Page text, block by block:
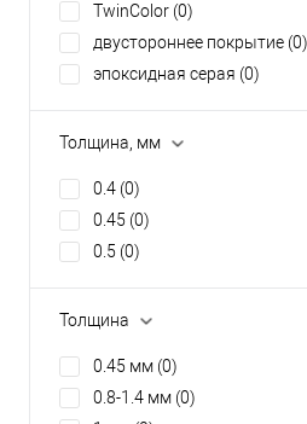
TwinColor (0)
двустороннее покрытие (0)
эпоксидная серая (0)
Толщина, мм
0.4 (0)
0.45 (0)
0.5 (0)
Толщина
0.45 мм (0)
0.8-1.4 мм (0)